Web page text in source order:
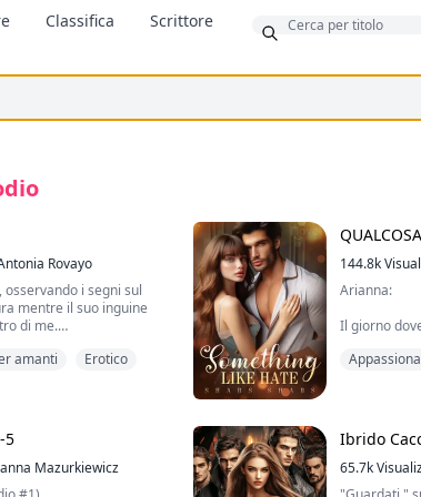
Classifica Scrittore
Rovayo
osservando i segni sul
mentre il suo inguine
di me.
mio inguine si contrasse
testa all'indietro e urlai
il mio
amanti Erotico
144.8k
Arianna:
Il giorno
cosa avrei
Xander:
Lei era tutto
Ma poi tutto
5
Mazurkiewicz
Ibrido
65.7k